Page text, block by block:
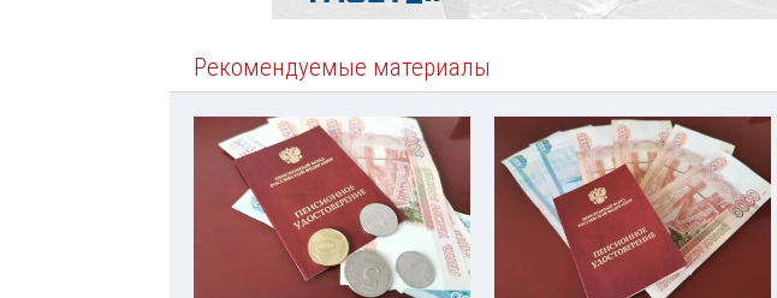
Рекомендуемые материалы